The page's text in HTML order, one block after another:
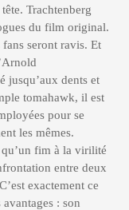
Trachtenberg
du film original.
seront ravis. Et
jusqu’aux dents et
tomahawk, il est
pour se
les mêmes.
qu’un fim à la virilité
entre deux
exactement ce
: son